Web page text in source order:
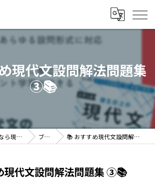
現代文設問解法問題集
③📚
東京都田無の塾なら現論会田無校 ブログ 📚 おすすめ現代文設問解法問題集 ③📚
現代文設問解法問題集 ③📚